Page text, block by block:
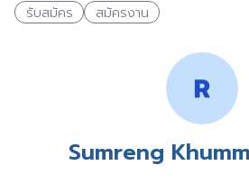
รับสมัคร สมัครงาน
Sumreng